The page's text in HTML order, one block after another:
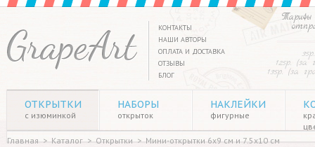
Тарифы
125р. (за
135р. (за
КОНТАКТЫ
НАШИ АВТОРЫ
ОПЛАТА И ДОСТАВКА
ОТЗЫВЫ
БЛОГ
ОТКРЫТКИ
с изюминкой
НАБОРЫ
открыток
НАКЛЕЙКИ
фигурные
Главная > Каталог > Открытки > Мини-открытки 6х9 см и 7.5х10 см